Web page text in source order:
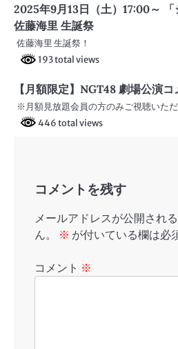
ン
2025年9月13日（土）17:00～
佐藤海里 生誕祭
佐藤海里 生誕祭！
193 total views
【月額限定】NGT48 劇場公演
※月額見放題会員の方のみご視聴いただ
446 total views
コメントを残す
メールアドレスが公開され
ん。
※ が付いている欄は必
コメント ※